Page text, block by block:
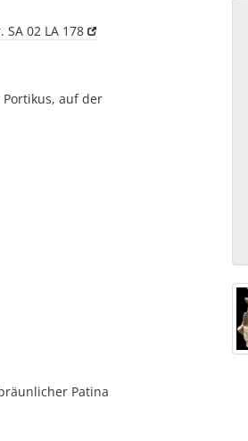
02 LA 178
Portikus, auf der
Patina